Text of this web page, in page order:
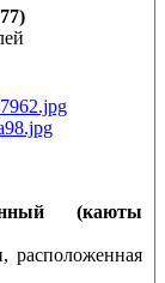
(каюты
расположенная